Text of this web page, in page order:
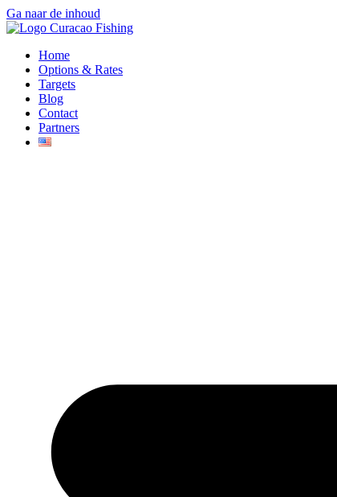
Ga naar de inhoud
Home
Options & Rates
Targets
Blog
Contact
Partners